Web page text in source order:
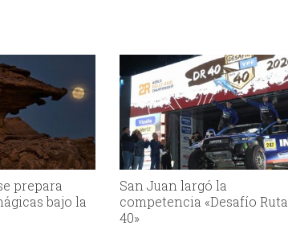
prepara
bajo la
San Juan largó la
competencia «Desafío Ruta
40»